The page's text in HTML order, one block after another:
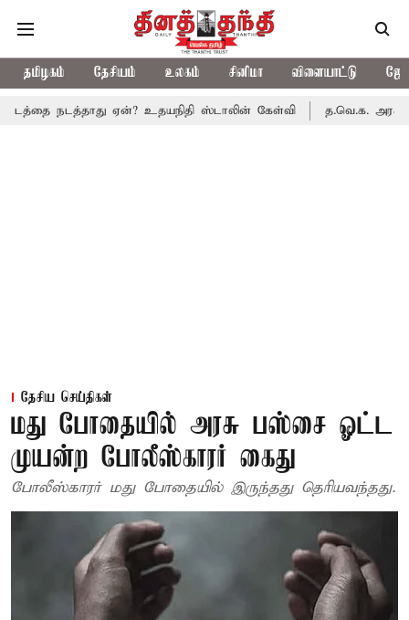
தமிழகம் தேசியம் உலகம் சினிமா விளையாட்டு
ஏன்? உதயநிதி ஸ்டாலின் கேள்வி த.வெ.க. அரசின் முதல்
தேசிய செய்திகள்
மது போதையில் அரசு பஸ்சை ஓட்ட
முயன்ற போலீஸ்காரர் கைது
போலீஸ்காரர் மது போதையில் இருந்தது தெரியவந்தது.